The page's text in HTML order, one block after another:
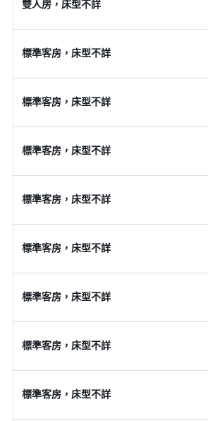
雙人房，床型不詳
標準客房，床型不詳
標準客房，床型不詳
標準客房，床型不詳
標準客房，床型不詳
標準客房，床型不詳
標準客房，床型不詳
標準客房，床型不詳
標準客房，床型不詳